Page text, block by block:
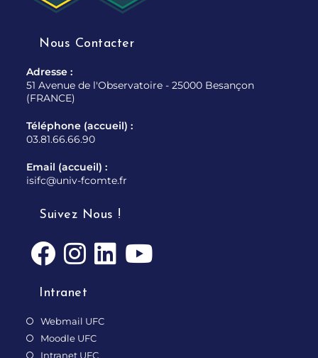
Nous Contacter
Adresse :
51 Avenue de l'Observatoire - 25000 Besançon
(FRANCE)
Téléphone (accueil) :
03.81.66.66.90
Email (accueil) :
isifc@univ-fcomte.fr
Suivez Nous !
Intranet
Webmail UFC
Moodle UFC
Intranet UFC